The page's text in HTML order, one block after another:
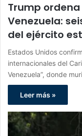
Trump
Venezuela:
del ejército
Estados Unidos
internacionales del
Venezuela”, donde
Leer más »